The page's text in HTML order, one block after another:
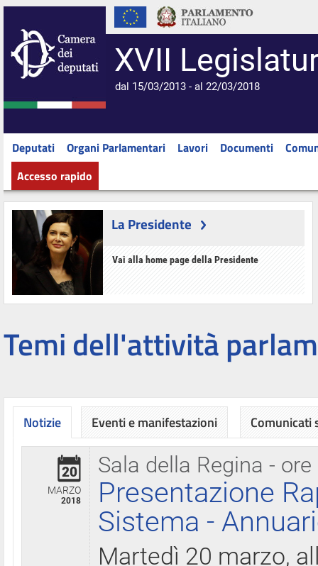
XVII
dal 15/03/2013 - al 22/03/2018
Deputati Organi Parlamentari Lavori Documenti
Accesso rapido
La Presidente
Vai alla home page della Presidente
Temi dell'attività
Notizie
Sala della Regina - ore
20
MARZO
2018
Presentazione
Sistema -
Martedì 20 marzo,
Eventi e manifestazioni Comunicati